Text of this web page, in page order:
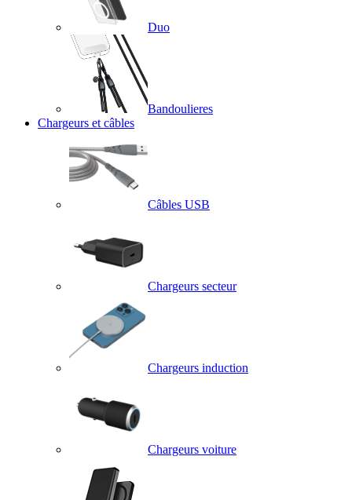
Duo
Bandoulieres
Chargeurs et câbles
Câbles USB
Chargeurs secteur
Chargeurs induction
Chargeurs voiture